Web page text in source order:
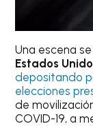
Una escena
Estados
depositando
elecciones
de
COVID-19, a